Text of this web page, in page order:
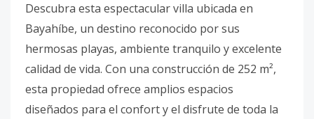
Descubra esta espectacular villa ubicada en
Bayahíbe, un destino reconocido por sus
hermosas playas, ambiente tranquilo y excelente
calidad de vida. Con una construcción de 252 m²,
esta propiedad ofrece amplios espacios
diseñados para el confort y el disfrute de toda la